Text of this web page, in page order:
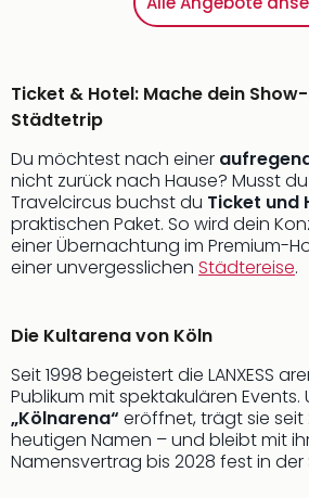
Ticket & Hotel: Mache dein
Städtetrip
Du möchtest nach einer
nicht zurück nach Hause? Musst
Travelcircus buchst du Ticket und
praktischen Paket. So wird dein
einer Übernachtung im Premium-
einer unvergesslichen Städtereise.
Die Kultarena von Köln
Seit 1998 begeistert die LANXESS
Publikum mit spektakulären Events.
„Kölnarena“ eröffnet, trägt sie seit
heutigen Namen – und bleibt mit
Namensvertrag bis 2028 fest in